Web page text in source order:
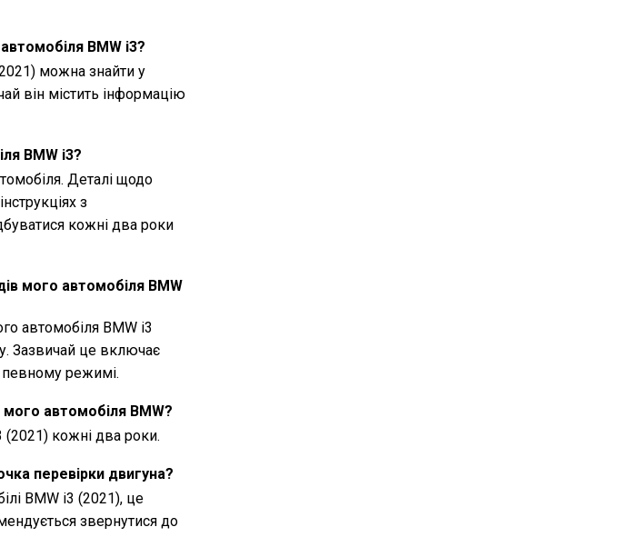
BMW i3?
можна знайти у
він містить інформацію
BMW i3?
Деталі щодо
з
кожні два роки
мого автомобіля BMW
автомобіля BMW i3
Зазвичай це включає
певному режимі.
автомобіля BMW?
(2021) кожні два роки.
перевірки двигуна?
BMW i3 (2021), це
звернутися до